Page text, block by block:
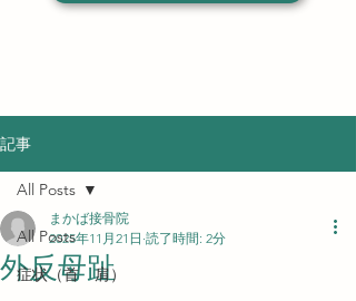
記事
All Posts
症状（首 肩）
All Posts
外反母趾
まかば接骨院
2025年11月21日 読了時間: 2分